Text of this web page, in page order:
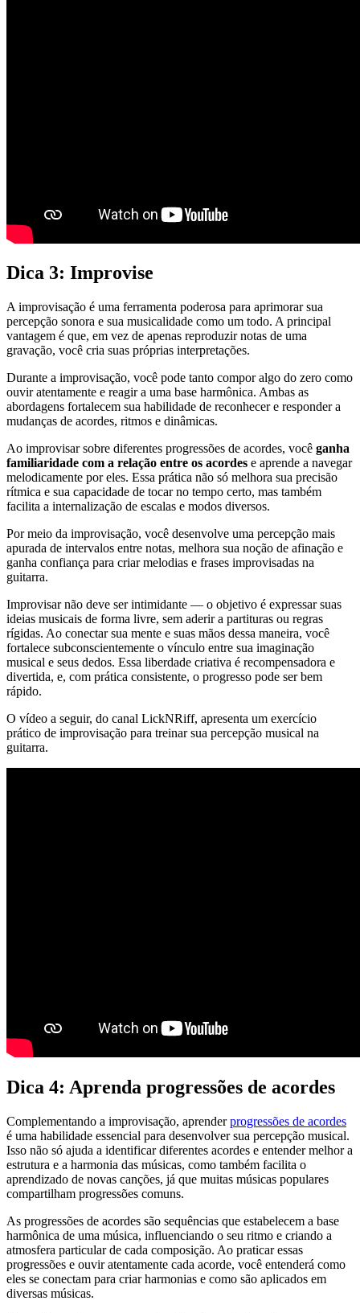
Dica 3: Improvise
A improvisação é uma ferramenta poderosa para aprimorar sua
percepção sonora e sua musicalidade como um todo. A principal
vantagem é que, em vez de apenas reproduzir notas de uma
gravação, você cria suas próprias interpretações.
Durante a improvisação, você pode tanto compor algo do zero como
ouvir atentamente e reagir a uma base harmônica. Ambas as
abordagens fortalecem sua habilidade de reconhecer e responder a
mudanças de acordes, ritmos e dinâmicas.
Ao improvisar sobre diferentes progressões de acordes, você ganha
familiaridade com a relação entre os acordes e aprende a navegar
melodicamente por eles. Essa prática não só melhora sua precisão
rítmica e sua capacidade de tocar no tempo certo, mas também
facilita a internalização de escalas e modos diversos.
Por meio da improvisação, você desenvolve uma percepção mais
apurada de intervalos entre notas, melhora sua noção de afinação e
ganha confiança para criar melodias e frases improvisadas na
guitarra.
Improvisar não deve ser intimidante — o objetivo é expressar suas
ideias musicais de forma livre, sem aderir a partituras ou regras
rígidas. Ao conectar sua mente e suas mãos dessa maneira, você
fortalece subconscientemente o vínculo entre sua imaginação
musical e seus dedos. Essa liberdade criativa é recompensadora e
divertida, e, com prática consistente, o progresso pode ser bem
rápido.
O vídeo a seguir, do canal LickNRiff, apresenta um exercício
prático de improvisação para treinar sua percepção musical na
guitarra.
Dica 4: Aprenda progressões de acordes
Complementando a improvisação, aprenderprogressões de acordes
é uma habilidade essencial para desenvolver sua percepção musical.
Isso não só ajuda a identificar diferentes acordes e entender melhor a
estrutura e a harmonia das músicas, como também facilita o
aprendizado de novas canções, já que muitas músicas populares
compartilham progressões comuns.
As progressões de acordes são sequências que estabelecem a base
harmônica de uma música, influenciando o seu ritmo e criando a
atmosfera particular de cada composição. Ao praticar essas
progressões e ouvir atentamente cada acorde, você entenderá como
eles se conectam para criar harmonias e como são aplicados em
diversas músicas.